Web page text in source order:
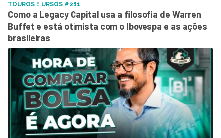
TOUROS E URSOS #281
Como a Legacy Capital usa a filosofia de Warren
Buffet e está otimista com o Ibovespa e as ações
brasileiras